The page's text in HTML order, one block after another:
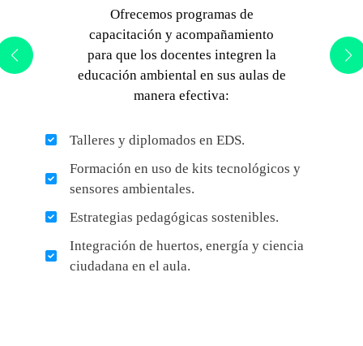
Aprendizaje Basado en Proyectos
(ABP).
Aprendizaje experiencial.
Ciudadanía ambiental y participación
escolar.
Design Thinking para resolver
problemas ecológicos.
Aprendizaje al aire libre y huertos
escolares.